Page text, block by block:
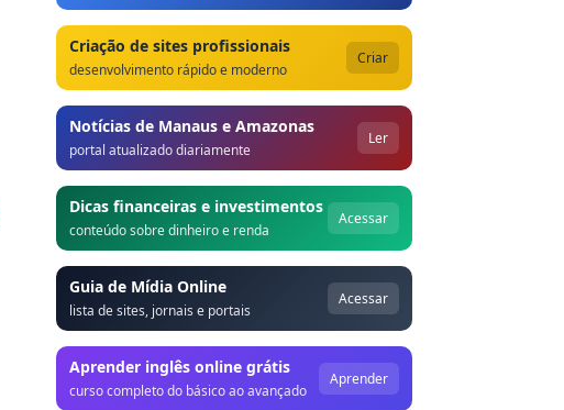
Criação de sites profissionais
desenvolvimento rápido e moderno
Criar
Notícias de Manaus e Amazonas
portal atualizado diariamente
Ler
Dicas financeiras e investimentos
conteúdo sobre dinheiro e renda
Acessar
Guia de Mídia Online
lista de sites, jornais e portais
Acessar
Aprender inglês online grátis
curso completo do básico ao avançado
Aprender